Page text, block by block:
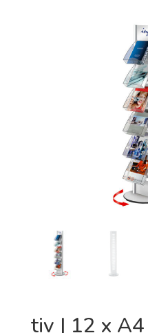
tiv | 12 x A4